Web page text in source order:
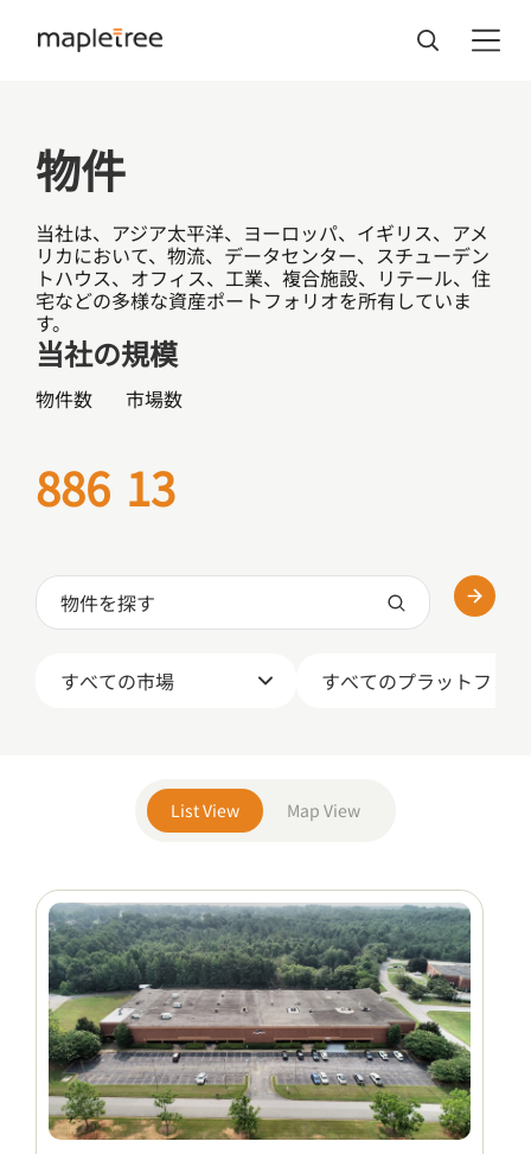
物件
当社は、アジア太平洋、ヨーロッパ、イギリス、アメ
リカにおいて、物流、データセンター、スチューデン
トハウス、オフィス、工業、複合施設、リテール、住
宅などの多様な資産ポートフォリオを所有していま
す。
当社の規模
物件数
886
市場数
13
すべての市場 すべてのプラットフォ
List View Map View